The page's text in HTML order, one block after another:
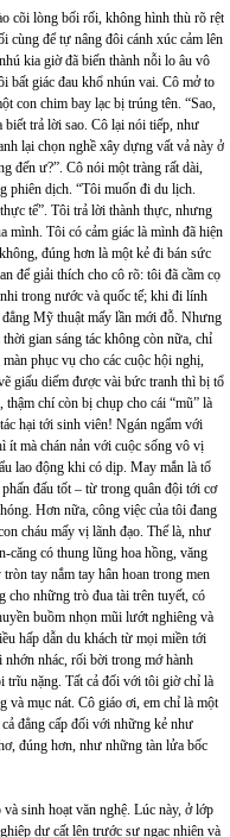
cõi lòng bối rối, không hình thù rõ rệt
cùng để tự nâng đôi cánh xúc cảm lên
kia giờ đã biến thành nỗi lo âu vô
bất giác đau khổ nhún vai. Cô mở to
con chim bay lạc bị trúng tên. “Sao,
biết trả lời sao. Cô lại nói tiếp, như
lại chọn nghề xây dựng vất vả này ở
đến ư?”. Cô nói một tràng rất dài,
phiên dịch. “Tôi muốn đi du lịch.
tế”. Tôi trả lời thành thực, nhưng
mình. Tôi có cảm giác là mình đã hiện
đúng hơn là một kẻ đi bán sức
để giải thích cho cô rõ: tôi đã cầm cọ
trong nước và quốc tế; khi đi lính
Mỹ thuật mấy lần mới đỗ. Nhưng
gian sáng tác không còn nữa, chỉ
phục vụ cho các cuộc hội nghị,
giấu diếm được vài bức tranh thì bị tổ
chí còn bị chụp cho cái “mũ” là
hại tới sinh viên! Ngán ngẩm với
ít mà chán nản với cuộc sống vô vị
lao động khi có dịp. May mắn là tổ
đấu tốt – từ trong quân đội tới cơ
Hơn nữa, công việc của tôi đang
cháu mấy vị lãnh đạo. Thế là, như
có thung lũng hoa hồng, văng
tay nắm tay hân hoan trong men
cho những trò đua tài trên tuyết, có
buồm nhọn mũi lướt nghiêng và
hấp dẫn du khách từ mọi miền tới
nhác, rối bời trong mớ hành
trĩu nặng. Tất cả đối với tôi giờ chỉ là
và mục nát. Cô giáo ơi, em chỉ là một
đẳng cấp đối với những kẻ như
đúng hơn, như những tàn lửa bốc
sinh hoạt văn nghệ. Lúc này, ở lớp
dư cất lên trước sự ngạc nhiên và